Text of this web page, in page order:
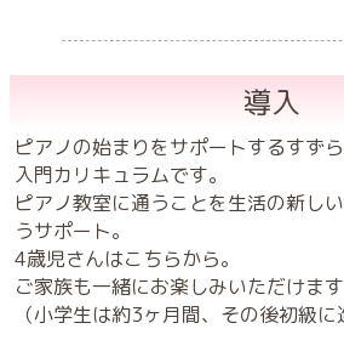
導入
ピアノの始まりをサポートするすず
入門カリキュラムです。
ピアノ教室に通うことを生活の新し
うサポート。
4歳児さんはこちらから。
ご家族も一緒にお楽しみいただけます
（小学生は約3ヶ月間、その後初級に